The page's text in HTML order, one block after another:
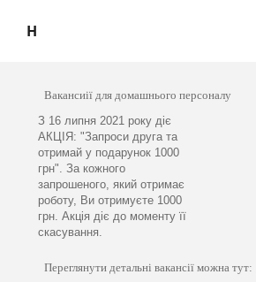
Н
Вакансиії для домашнього персоналу
З 16 липня 2021 року діє
АКЦІЯ: "Запроси друга та
отримай у подарунок 1000
грн". За кожного
запрошеного, який отримає
роботу, Ви отримуєте 1000
грн. Акція діє до моменту її
скасування.
Переглянути детальні вакансії можна тут: